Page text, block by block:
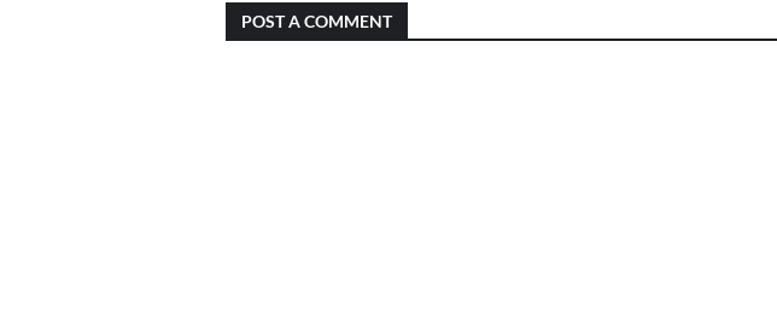
POST A COMMENT